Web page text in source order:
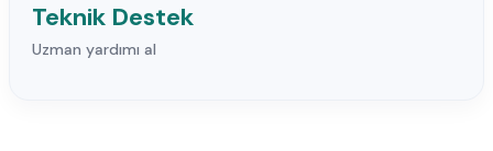
Teknik Destek
Uzman yardımı al